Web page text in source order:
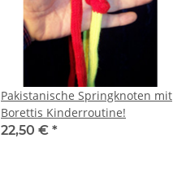
Pakistanische Springknoten mit
Borettis Kinderroutine!
22,50 € *